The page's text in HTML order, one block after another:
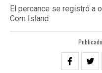
El percance se registró a
Corn Island
Publicado